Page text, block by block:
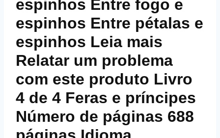
espinhos Entre fogo e
espinhos Entre pétalas e
espinhos Leia mais
Relatar um problema
com este produto Livro
4 de 4 Feras e príncipes
Número de páginas 688